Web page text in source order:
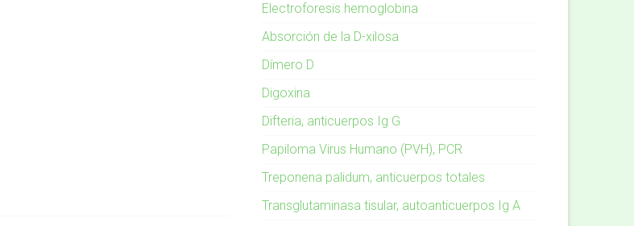
Electroforesis hemoglobina
Absorción de la D-xilosa
Dímero D
Digoxina
Difteria, anticuerpos Ig G
Papiloma Virus Humano (PVH), PCR
Treponena palidum, anticuerpos totales
Transglutaminasa tisular, autoanticuerpos Ig A